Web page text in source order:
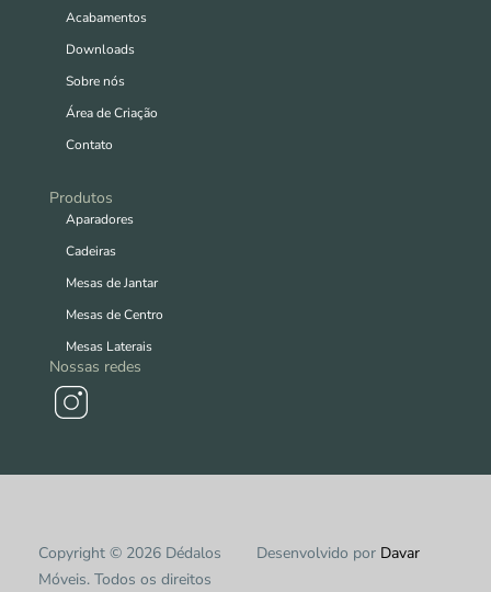
Acabamentos
Downloads
Sobre nós
Área de Criação
Contato
Produtos
Aparadores
Cadeiras
Mesas de Jantar
Mesas de Centro
Mesas Laterais
Nossas redes
Copyright © 2026 Dédalos
Móveis. Todos os direitos
Desenvolvido por Davar